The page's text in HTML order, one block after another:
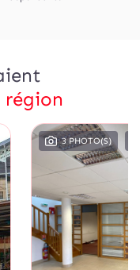
région
3 PHOTO(S)